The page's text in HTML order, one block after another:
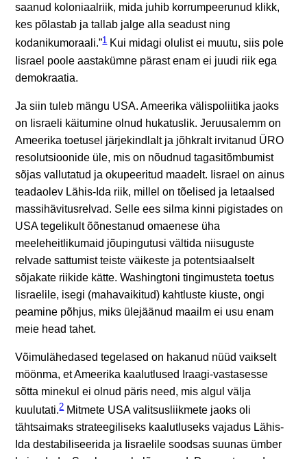
saanud koloniaalriik, mida juhib korrumpeerunud klikk,
kes põlastab ja tallab jalge alla seadust ning
kodanikumoraali.”1Kui midagi olulist ei muutu, siis pole
Iisrael poole aastakümne pärast enam ei juudi riik ega
demokraatia.
Ja siin tuleb mängu USA. Ameerika välispoliitika jaoks
on Iisraeli käitumine olnud hukatuslik. Jeruusalemm on
Ameerika toetusel järjekindlalt ja jõhkralt irvitanud ÜRO
resolutsioonide üle, mis on nõudnud tagasitõmbumist
sõjas vallutatud ja okupeeritud maadelt. Iisrael on ainus
teadaolev Lähis-Ida riik, millel on tõelised ja letaalsed
massihävitusrelvad. Selle ees silma kinni pigistades on
USA tegelikult õõnestanud omaenese üha
meeleheitlikumaid jõupingutusi vältida niisuguste
relvade sattumist teiste väikeste ja potentsiaalselt
sõjakate riikide kätte. Washingtoni tingimusteta toetus
Iisraelile, isegi (mahavaikitud) kahtluste kiuste, ongi
peamine põhjus, miks ülejäänud maailm ei usu enam
meie head tahet.
Võimulähedased tegelased on hakanud nüüd vaikselt
möönma, et Ameerika kaalutlused Iraagi-vastasesse
sõtta minekul ei olnud päris need, mis algul välja
kuulutati.2Mitmete USA valitsusliikmete jaoks oli
tähtsaimaks strateegiliseks kaalutluseks vajadus Lähis-
Ida destabiliseerida ja Iisraelile soodsas suunas ümber